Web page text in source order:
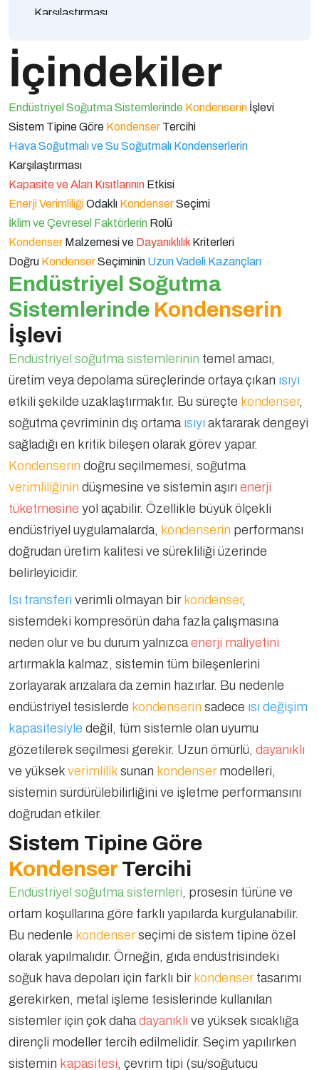
Karşılaştırması
İklim ve Çevresel Faktörlerin Rolü
Kondenser Malzemesi ve Dayanıklılık Kriterleri
Doğru Kondenser Seçiminin Uzun Vadeli
Kazançları
İçindekiler
Endüstriyel Soğutma Sistemlerinde Kondenserin İşlevi
Sistem Tipine Göre Kondenser Tercihi
Hava Soğutmalı ve Su Soğutmalı Kondenserlerin
Karşılaştırması
Kapasite ve Alan Kısıtlarının Etkisi
Enerji VerimliliğiOdaklı KondenserSeçimi
İklim ve Çevresel Faktörlerin Rolü
Kondenser Malzemesi ve Dayanıklılık Kriterleri
Doğru KondenserSeçiminin Uzun Vadeli Kazançları
Endüstriyel Soğutma
Sistemlerinde Kondenserin
İşlevi
Endüstriyel soğutma sistemlerinin temel amacı,
üretim veya depolama süreçlerinde ortaya çıkan ısıyı
etkili şekilde uzaklaştırmaktır. Bu süreçte kondenser,
soğutma çevriminin dış ortama ısıyı aktararak dengeyi
sağladığı en kritik bileşen olarak görev yapar.
Kondenserin doğru seçilmemesi, soğutma
verimliliğinin düşmesine ve sistemin aşırı enerji
tüketmesine yol açabilir. Özellikle büyük ölçekli
endüstriyel uygulamalarda, kondenserin performansı
doğrudan üretim kalitesi ve sürekliliği üzerinde
belirleyicidir.
Isı transferi verimli olmayan bir kondenser,
sistemdeki kompresörün daha fazla çalışmasına
neden olur ve bu durum yalnızcaenerji maliyetini
artırmakla kalmaz, sistemin tüm bileşenlerini
zorlayarak arızalara da zemin hazırlar. Bu nedenle
endüstriyel tesislerde kondenserin sadece ısı değişim
kapasitesiyle değil, tüm sistemle olan uyumu
gözetilerek seçilmesi gerekir. Uzun ömürlü, dayanıklı
ve yüksek verimlilik sunan kondensermodelleri,
sistemin sürdürülebilirliğini ve işletme performansını
doğrudan etkiler.
Sistem Tipine Göre
Kondenser Tercihi
Endüstriyel soğutma sistemleri, prosesin türüne ve
ortam koşullarına göre farklı yapılarda kurgulanabilir.
Bu nedenle kondenserseçimi de sistem tipine özel
olarak yapılmalıdır. Örneğin, gıda endüstrisindeki
soğuk hava depoları için farklı bir kondensertasarımı
gerekirken, metal işleme tesislerinde kullanılan
sistemler için çok dahadayanıklı ve yüksek sıcaklığa
dirençli modeller tercih edilmelidir. Seçim yapılırken
sistemin kapasitesi, çevrim tipi (su/soğutucu